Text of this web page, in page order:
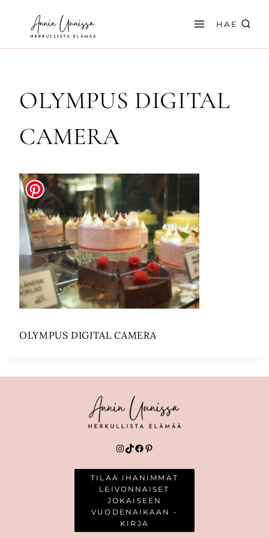
sisältöön
HAE
OLYMPUS DIGITAL
CAMERA
OLYMPUS DIGITAL CAMERA
Instagram
TikTok
Facebook
Pinterest
TILAA IHANIMMAT
LEIVONNAISET
JOKAISEEN
VUODENAIKAAN -
KIRJA